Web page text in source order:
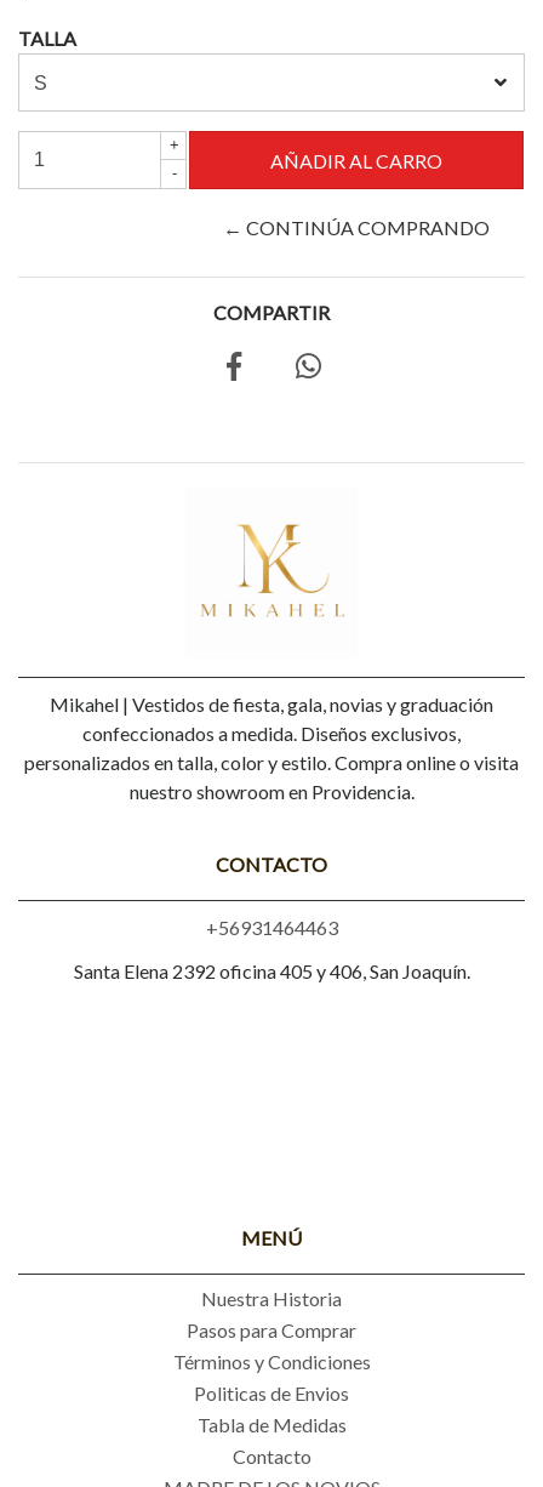
TALLA
+
-
← CONTINÚA COMPRANDO
COMPARTIR
Mikahel | Vestidos de fiesta, gala, novias y graduación
confeccionados a medida. Diseños exclusivos,
personalizados en talla, color y estilo. Compra online o visita
nuestro showroom en Providencia.
CONTACTO
+56931464463
Santa Elena 2392 oficina 405 y 406, San Joaquín.
MENÚ
Nuestra Historia
Pasos para Comprar
Términos y Condiciones
Politicas de Envios
Tabla de Medidas
Contacto